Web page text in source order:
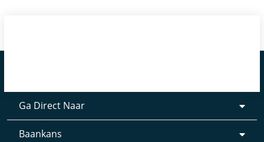
Ga Direct Naar
Baankans